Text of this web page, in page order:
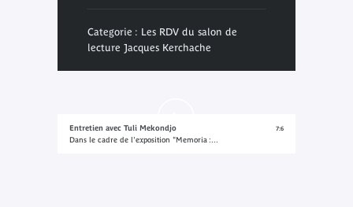
Categorie : Les RDV du salon de
lecture Jacques Kerchache
Entretien avec Tuli Mekondjo
Dans le cadre de l'exposition "Memoria :...
7:6